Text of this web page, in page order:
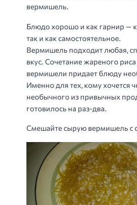
вермишель.
Блюдо хорошо и как гарнир —
так и как самостоятельное.
Вермишель подходит любая,
вкус. Сочетание жареного
вермишели придает блюду
Именно для тех, кому хочется
необычного из привычных
готовилось на раз-два.
Смешайте сырую вермишель с